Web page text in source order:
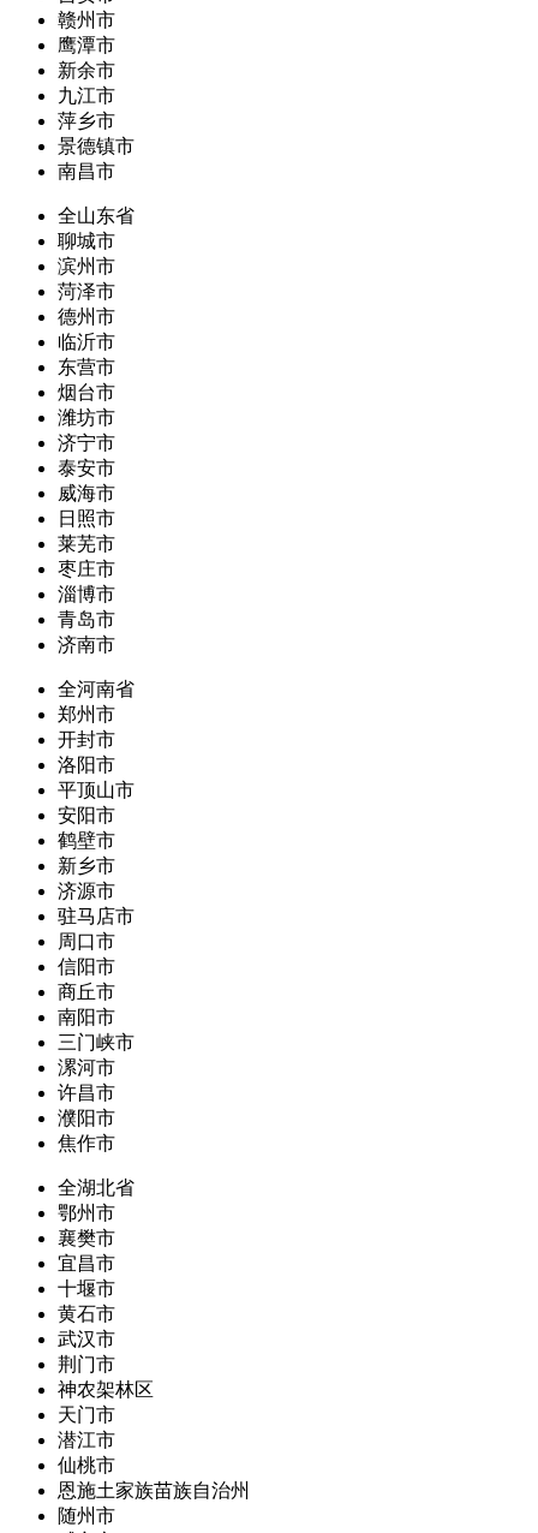
赣州市
鹰潭市
新余市
九江市
萍乡市
景德镇市
南昌市
全山东省
聊城市
滨州市
菏泽市
德州市
临沂市
东营市
烟台市
潍坊市
济宁市
泰安市
威海市
日照市
莱芜市
枣庄市
淄博市
青岛市
济南市
全河南省
郑州市
开封市
洛阳市
平顶山市
安阳市
鹤壁市
新乡市
济源市
驻马店市
周口市
信阳市
商丘市
南阳市
三门峡市
漯河市
许昌市
濮阳市
焦作市
全湖北省
鄂州市
襄樊市
宜昌市
十堰市
黄石市
武汉市
荆门市
神农架林区
天门市
潜江市
仙桃市
恩施土家族苗族自治州
随州市